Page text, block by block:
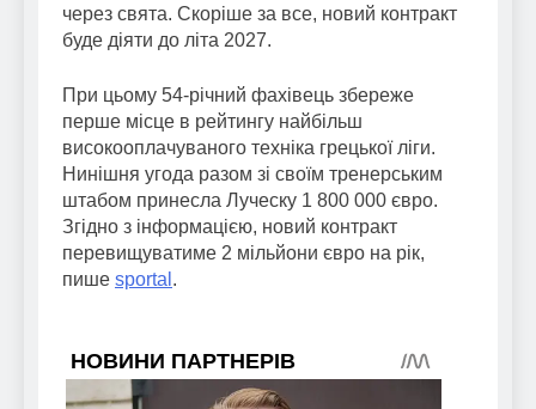
через свята. Скоріше за все, новий контракт
буде діяти до літа 2027.
При цьому 54-річний фахівець збереже
перше місце в рейтингу найбільш
високооплачуваного техніка грецької ліги.
Нинішня угода разом зі своїм тренерським
штабом принесла Луческу 1 800 000 євро.
Згідно з інформацією, новий контракт
перевищуватиме 2 мільйони євро на рік,
пише sportal .